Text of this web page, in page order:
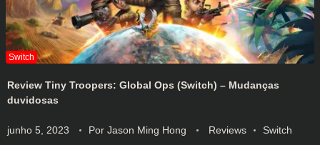
Review Tiny Troopers: Global Ops (Switch) – Mudanças
duvidosas
junho 5, 2023 Por Jason Ming Hong Reviews Switch